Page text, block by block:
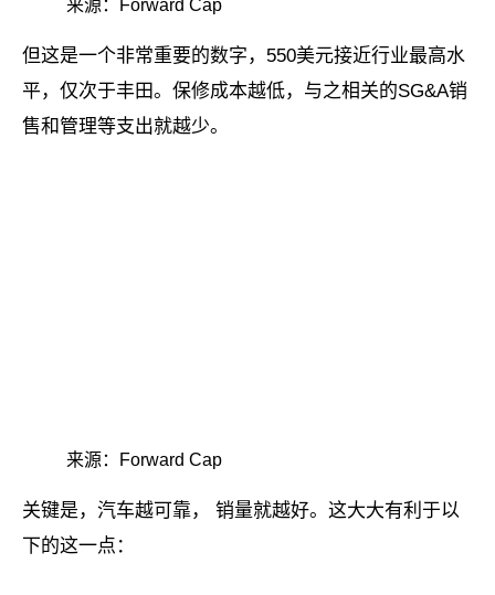
来源：Forward Cap
但这是一个非常重要的数字，550美元接近行业最高水
平，仅次于丰田。保修成本越低，与之相关的SG&A销
售和管理等支出就越少。
来源：Forward Cap
关键是，汽车越可靠， 销量就越好。这大大有利于以
下的这一点：